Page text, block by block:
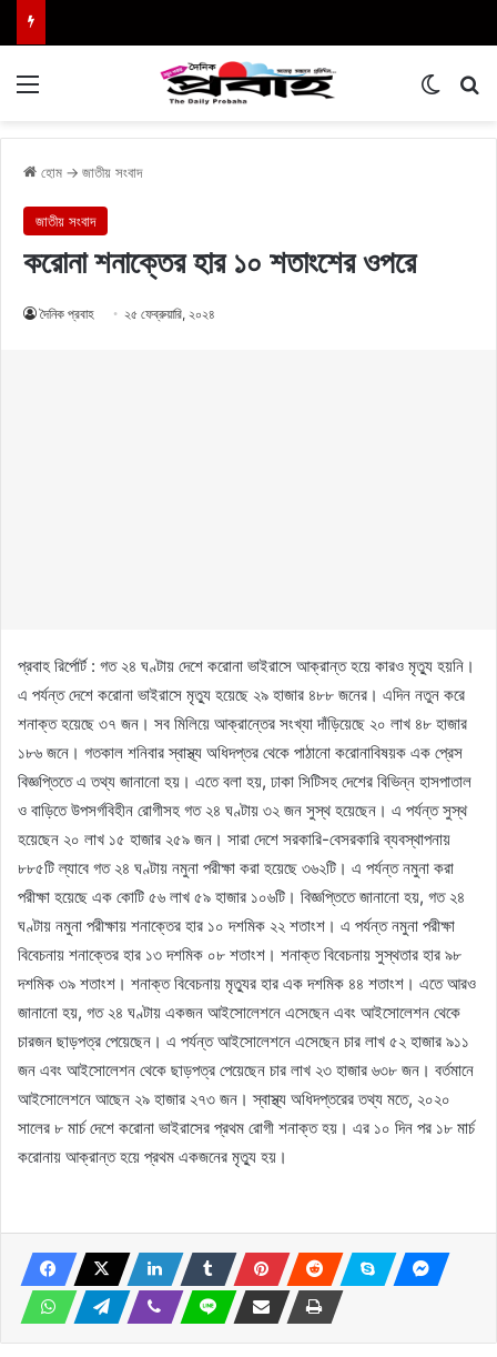
হোম → জাতীয় সংবাদ
জাতীয় সংবাদ
করোনা শনাক্তের হার ১০ শতাংশের ওপরে
দৈনিক প্রবাহ ২৫ ফেব্রুয়ারি, ২০২৪
প্রবাহ রির্পোর্ট : গত ২৪ ঘণ্টায় দেশে করোনা ভাইরাসে আক্রান্ত হয়ে কারও মৃত্যু হয়নি।
এ পর্যন্ত দেশে করোনা ভাইরাসে মৃত্যু হয়েছে ২৯ হাজার ৪৮৮ জনের। এদিন নতুন করে
শনাক্ত হয়েছে ৩৭ জন। সব মিলিয়ে আক্রান্তের সংখ্যা দাঁড়িয়েছে ২০ লাখ ৪৮ হাজার
১৮৬ জনে। গতকাল শনিবার স্বাস্থ্য অধিদপ্তর থেকে পাঠানো করোনাবিষয়ক এক প্রেস
বিজ্ঞপ্তিতে এ তথ্য জানানো হয়। এতে বলা হয়, ঢাকা সিটিসহ দেশের বিভিন্ন হাসপাতাল
ও বাড়িতে উপসর্গবিহীন রোগীসহ গত ২৪ ঘণ্টায় ৩২ জন সুস্থ হয়েছেন। এ পর্যন্ত সুস্থ
হয়েছেন ২০ লাখ ১৫ হাজার ২৫৯ জন। সারা দেশে সরকারি-বেসরকারি ব্যবস্থাপনায়
৮৮৫টি ল্যাবে গত ২৪ ঘণ্টায় নমুনা পরীক্ষা করা হয়েছে ৩৬২টি। এ পর্যন্ত নমুনা করা
পরীক্ষা হয়েছে এক কোটি ৫৬ লাখ ৫৯ হাজার ১০৬টি। বিজ্ঞপ্তিতে জানানো হয়, গত ২৪
ঘণ্টায় নমুনা পরীক্ষায় শনাক্তের হার ১০ দশমিক ২২ শতাংশ। এ পর্যন্ত নমুনা পরীক্ষা
বিবেচনায় শনাক্তের হার ১৩ দশমিক ০৮ শতাংশ। শনাক্ত বিবেচনায় সুস্থতার হার ৯৮
দশমিক ৩৯ শতাংশ। শনাক্ত বিবেচনায় মৃত্যুর হার এক দশমিক ৪৪ শতাংশ। এতে আরও
জানানো হয়, গত ২৪ ঘণ্টায় একজন আইসোলেশনে এসেছেন এবং আইসোলেশন থেকে
চারজন ছাড়পত্র পেয়েছেন। এ পর্যন্ত আইসোলেশনে এসেছেন চার লাখ ৫২ হাজার ৯১১
জন এবং আইসোলেশন থেকে ছাড়পত্র পেয়েছেন চার লাখ ২৩ হাজার ৬৩৮ জন। বর্তমানে
আইসোলেশনে আছেন ২৯ হাজার ২৭৩ জন। স্বাস্থ্য অধিদপ্তরের তথ্য মতে, ২০২০
সালের ৮ মার্চ দেশে করোনা ভাইরাসের প্রথম রোগী শনাক্ত হয়। এর ১০ দিন পর ১৮ মার্চ
করোনায় আক্রান্ত হয়ে প্রথম একজনের মৃত্যু হয়।